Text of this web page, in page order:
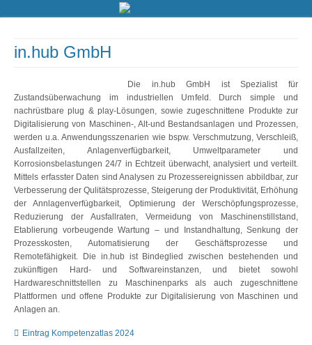
in.hub GmbH
Die in.hub GmbH ist Spezialist für
Zustandsüberwachung im industriellen Umfeld. Durch simple und
nachrüstbare plug & play-Lösungen, sowie zugeschnittene Produkte zur
Digitalisierung von Maschinen-, Alt-und Bestandsanlagen und Prozessen,
werden u.a. Anwendungsszenarien wie bspw. Verschmutzung, Verschleiß,
Ausfallzeiten, Anlagenverfügbarkeit, Umweltparameter und
Korrosionsbelastungen 24/7 in Echtzeit überwacht, analysiert und verteilt.
Mittels erfasster Daten sind Analysen zu Prozessereignissen abbildbar, zur
Verbesserung der Qulitätsprozesse, Steigerung der Produktivität, Erhöhung
der Annlagenverfügbarkeit, Optimierung der Werschöpfungsprozesse,
Reduzierung der Ausfallraten, Vermeidung von Maschinenstillstand,
Etablierung vorbeugende Wartung – und Instandhaltung, Senkung der
Prozesskosten, Automatisierung der Geschäftsprozesse und
Remotefähigkeit. Die in.hub ist Bindeglied zwischen bestehenden und
zukünftigen Hard- und Softwareinstanzen, und bietet sowohl
Hardwareschnittstellen zu Maschinenparks als auch zugeschnittene
Plattformen und offene Produkte zur Digitalisierung von Maschinen und
Anlagen an.
Eintrag Kompetenzatlas 2024